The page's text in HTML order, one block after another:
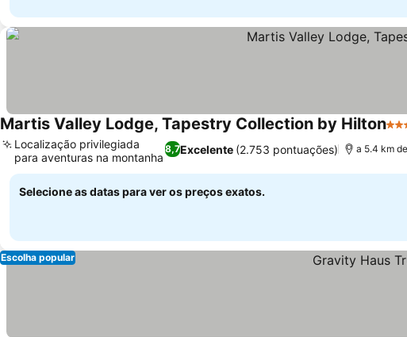
Martis Valley Lodge, Tapestry Collection by Hilton3
8,7Excelente (2.753 pontuações)
Localização privilegiada
para aventuras na montanha
a 5.4 km
Selecione as datas para ver os preços exatos.
Escolha popular